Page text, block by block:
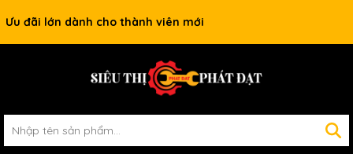
Ưu đãi lớn dành cho thành viên mới